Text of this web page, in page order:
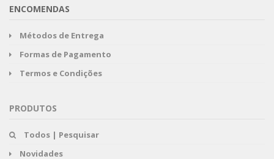
ENCOMENDAS
Métodos de Entrega
Formas de Pagamento
Termos e Condições
PRODUTOS
Todos | Pesquisar
Novidades